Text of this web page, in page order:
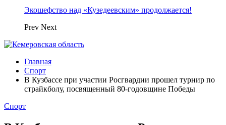
Экошефство над «Кузедеевским» продолжается!
Prev Next
Главная
Спорт
В Кузбассе при участии Росгвардии прошел турнир по
страйкболу, посвященный 80-годовщине Победы
Спорт